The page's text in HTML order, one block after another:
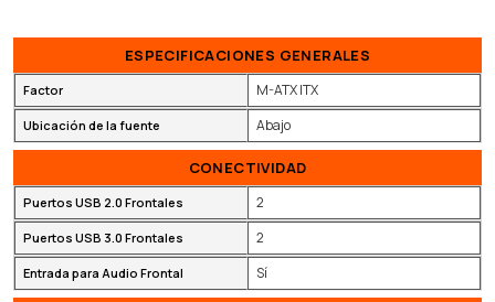
ESPECIFICACIONES GENERALES
Factor M-ATX ITX
Ubicación de la fuente Abajo
CONECTIVIDAD
Puertos USB 2.0 Frontales 2
Puertos USB 3.0 Frontales 2
Entrada para Audio Frontal Sí